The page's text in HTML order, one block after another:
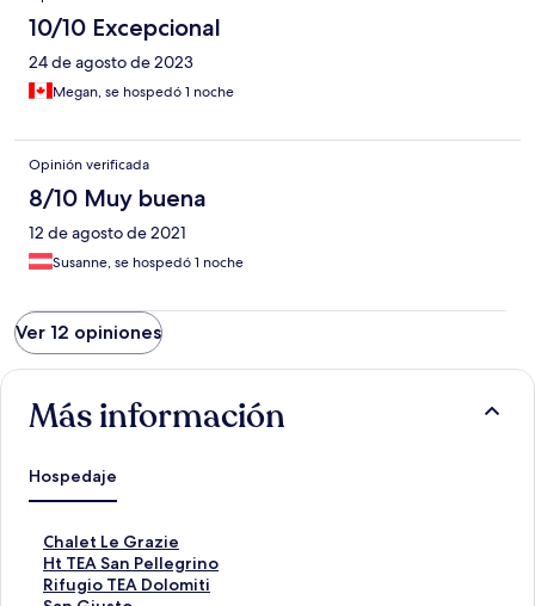
10/10 Excepcional
24 de agosto de 2023
Megan, se hospedó 1 noche
Opinión verificada
8/10 Muy buena
12 de agosto de 2021
Susanne, se hospedó 1 noche
Ver 12 opiniones
Más información
Hospedaje
Chalet Le Grazie
E
n
l
Ht TEA San Pellegrino
E
n
Rifugio TEA Dolomiti
E